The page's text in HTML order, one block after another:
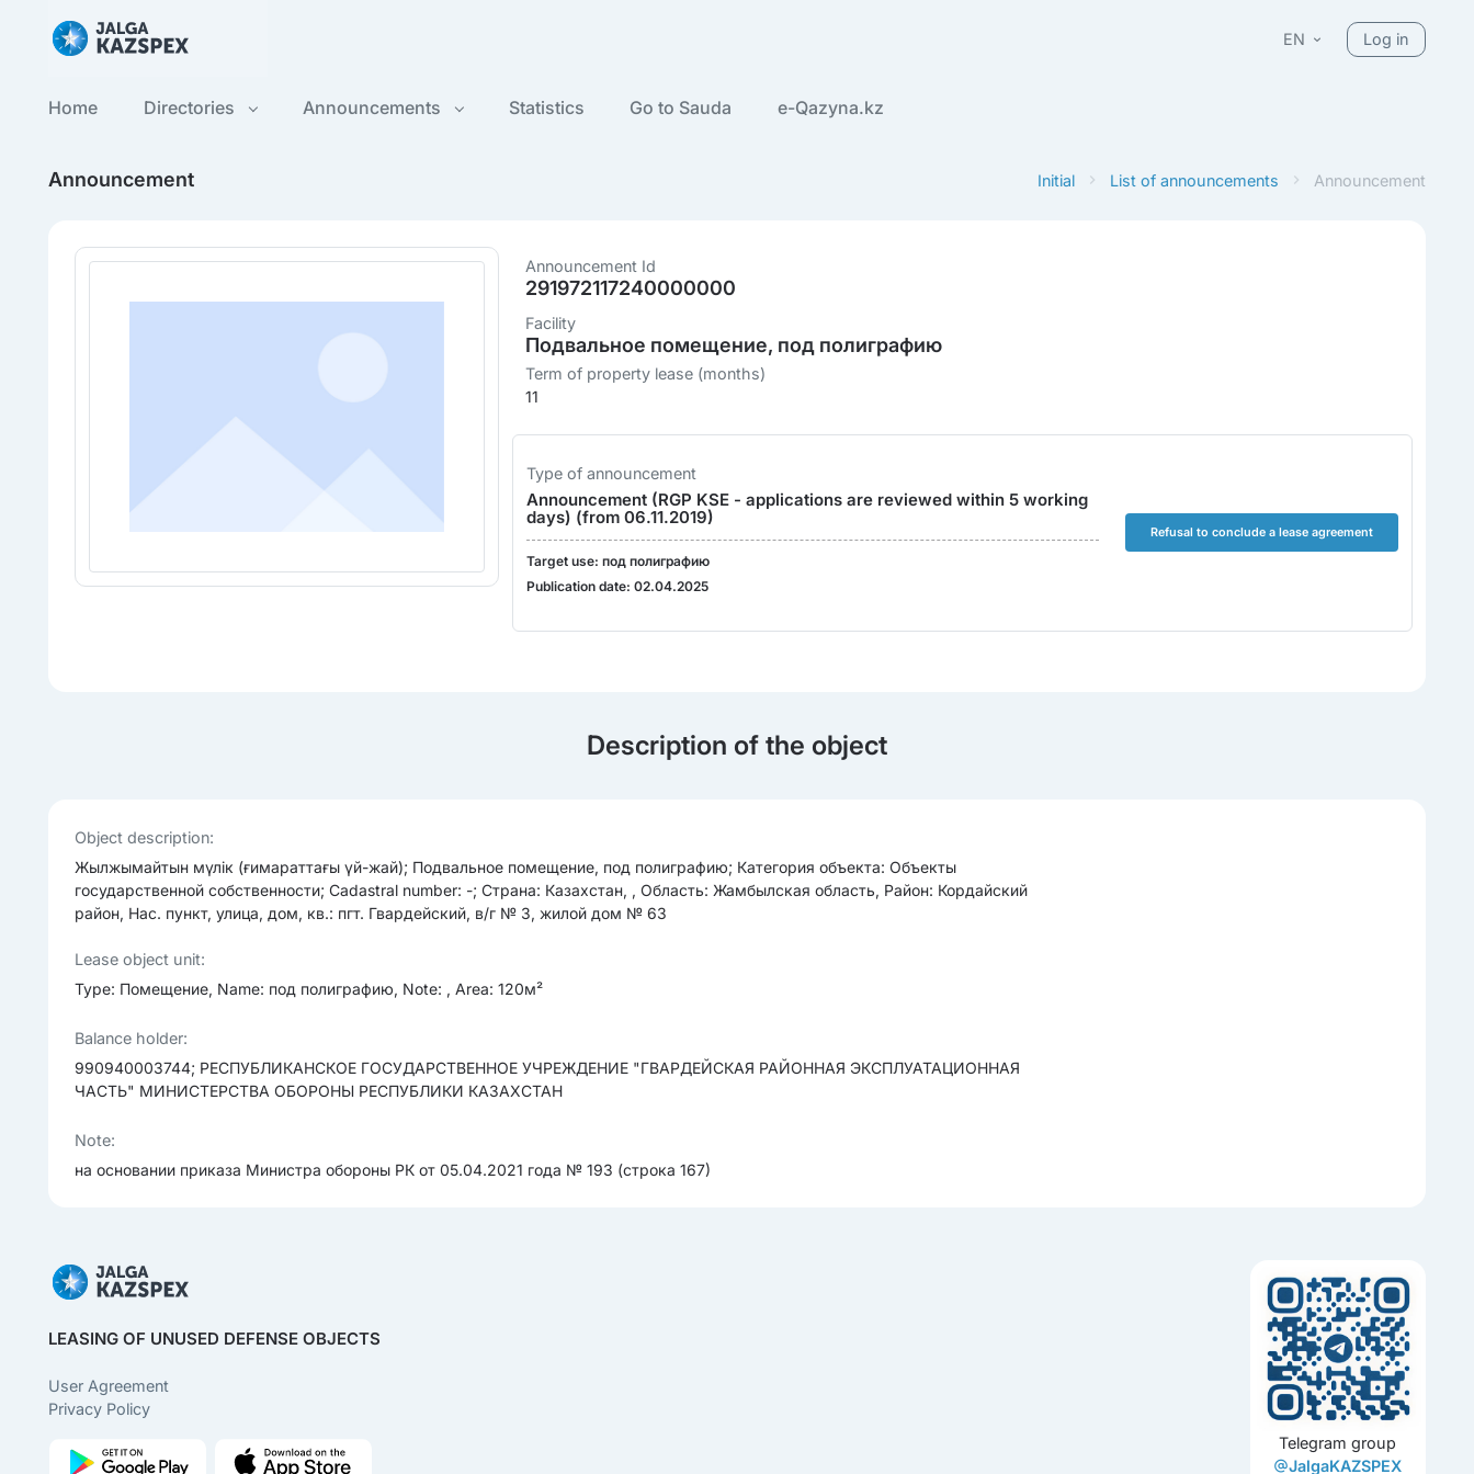
EN Log in
Home Directories Announcements Statistics Go to Sauda e-Qazyna.kz
Initial List of announcements Announcement
Announcement
Announcement Id
291972117240000000
Facility
Подвальное помещение, под полиграфию
Term of property lease (months)
11
Type of announcement
Announcement (RGP KSE - applications are reviewed within 5 working
days) (from 06.11.2019)
Target use: под полиграфию
Publication date: 02.04.2025
Refusal to conclude a lease agreement
Description of the object
Object description:
Жылжымайтын мүлік (ғимараттағы үй-жай); Подвальное помещение, под полиграфию; Категория объекта: Объекты
государственной собственности; Cadastral number: -; Страна: Казахстан, , Область: Жамбылская область, Район: Кордайский
район, Нас. пункт, улица, дом, кв.: пгт. Гвардейский, в/г № 3, жилой дом № 63
Lease object unit:
Type: Помещение, Name: под полиграфию, Note: , Area: 120м²
Balance holder:
990940003744; РЕСПУБЛИКАНСКОЕ ГОСУДАРСТВЕННОЕ УЧРЕЖДЕНИЕ "ГВАРДЕЙСКАЯ РАЙОННАЯ ЭКСПЛУАТАЦИОННАЯ
ЧАСТЬ" МИНИСТЕРСТВА ОБОРОНЫ РЕСПУБЛИКИ КАЗАХСТАН
Note:
на основании приказа Министра обороны РК от 05.04.2021 года № 193 (строка 167)
LEASING OF UNUSED DEFENSE OBJECTS
User Agreement
Privacy Policy
Telegram group
JalgaKAZSPEX